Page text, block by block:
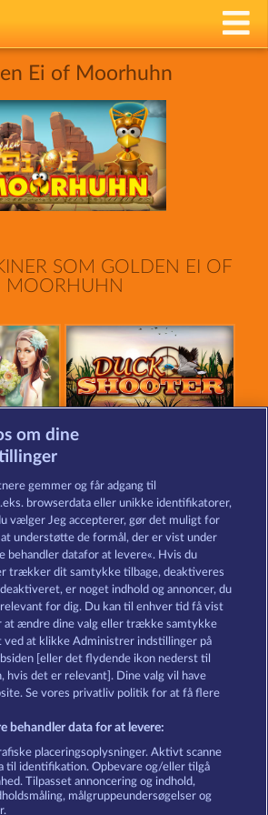
Ei of Moorhuhn
SOM GOLDEN EI OF
MOORHUHN
Duck Shooter
Savanna Moon
Datasikkerhed
Virksomhed FAQ
program
om tilbagetrækning
om dine
gemmer og får adgang til
browserdata eller unikke identifikatorer,
vælger Jeg accepterer, gør det muligt for
understøtte de formål, der er vist under
behandler datafor at levere«. Hvis du
trækker dit samtykke tilbage, deaktiveres
er noget indhold og annoncer, du
for dig. Du kan til enhver tid få vist
at ændre dine valg eller trække samtykke
ved at klikke Administrer indstillinger på
[eller det flydende ikon nederst til
hvis det er relevant]. Dine valg vil have
Se vores privatliv politik for at få flere
behandler data for at levere:
placeringsoplysninger. Aktivt scanne
til identifikation. Opbevare og/eller tilgå
Tilpasset annoncering og indhold,
målgruppeundersøgelser og